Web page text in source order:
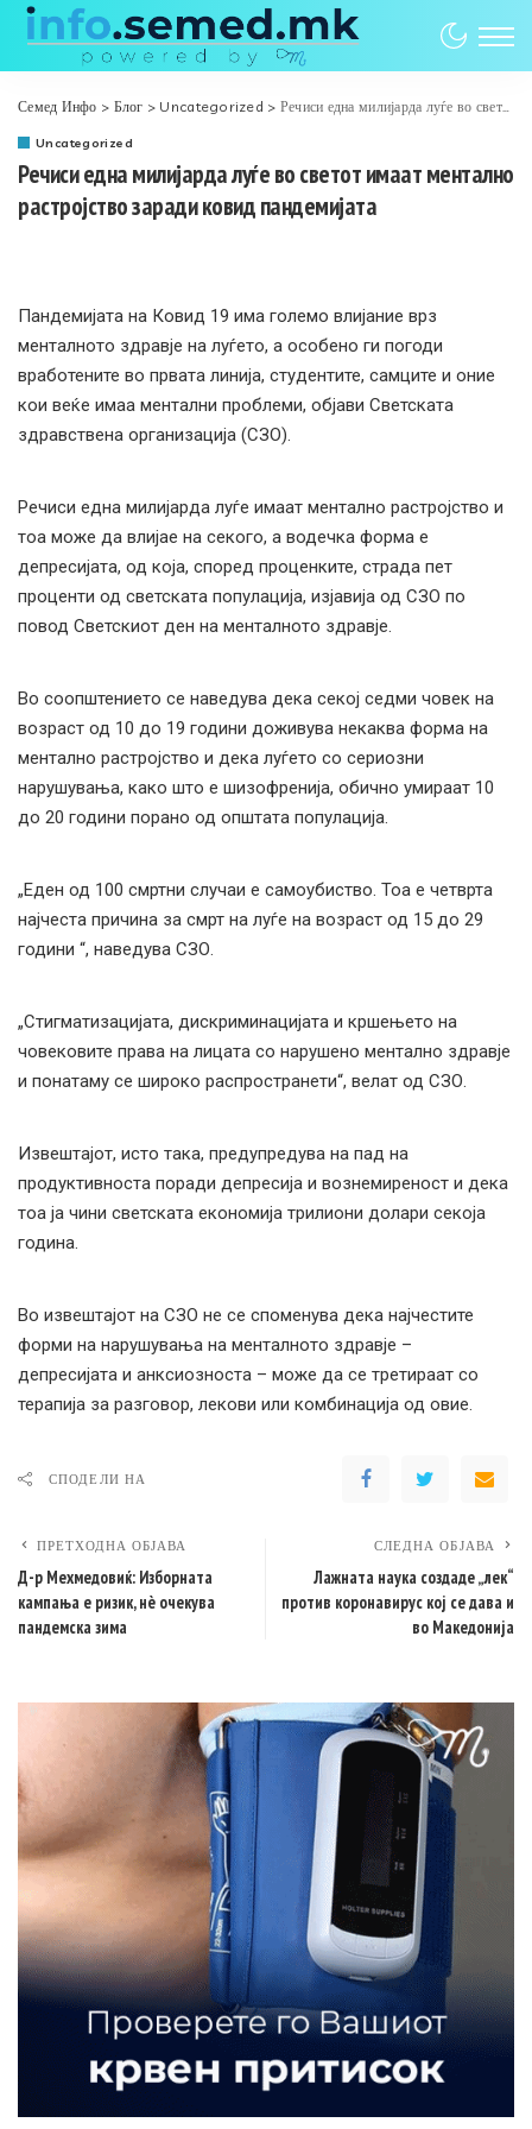
Семед Инфо > Блог > Uncategorized > Речиси една милијарда луѓе во светот имаат ментално растројство заради ковид пандемијата
Uncategorized
Речиси една милијарда луѓе во светот имаат ментално
растројство заради ковид пандемијата
Пандемијата на Ковид 19 има големо влијание врз
менталното здравје на луѓето, а особено ги погоди
вработените во првата линија, студентите, самците и оние
кои веќе имаа ментални проблеми, објави Светската
здравствена организација (СЗО).
Речиси една милијарда луѓе имаат ментално растројство и
тоа може да влијае на секого, а водечка форма е
депресијата, од која, според проценките, страда пет
проценти од светската популација, изјавија од СЗО по
повод Светскиот ден на менталното здравје.
Во соопштението се наведува дека секој седми човек на
возраст од 10 до 19 години доживува некаква форма на
ментално растројство и дека луѓето со сериозни
нарушувања, како што е шизофренија, обично умираат 10
до 20 години порано од општата популација.
„Еден од 100 смртни случаи е самоубиство. Тоа е четврта
најчеста причина за смрт на луѓе на возраст од 15 до 29
години “, наведува СЗО.
„Стигматизацијата, дискриминацијата и кршењето на
човековите права на лицата со нарушено ментално здравје
и понатаму се широко распространети“, велат од СЗО.
Извештајот, исто така, предупредува на пад на
продуктивноста поради депресија и вознемиреност и дека
тоа ја чини светската економија трилиони долари секоја
година.
Во извештајот на СЗО не се споменува дека најчестите
форми на нарушувања на менталното здравје –
депресијата и анксиозноста – може да се третираат со
терапија за разговор, лекови или комбинација од овие.
СПОДЕЛИ НА
ПРЕТХОДНА ОБЈАВА
Д-р Мехмедовиќ: Изборната
кампања е ризик, нè очекува
пандемска зима
СЛЕДНА ОБЈАВА
Лажната наука создаде „лек“
против коронавирус кој се дава и
во Македонија